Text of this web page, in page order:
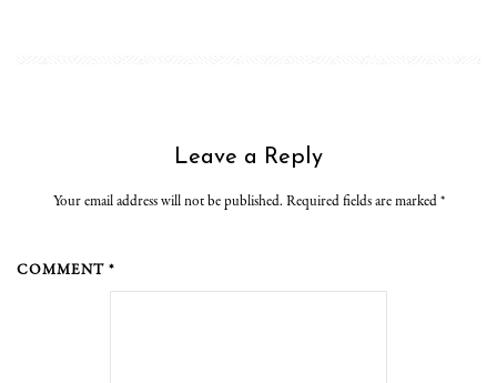
Leave a Reply
Your email address will not be published. Required fields are marked *
COMMENT *